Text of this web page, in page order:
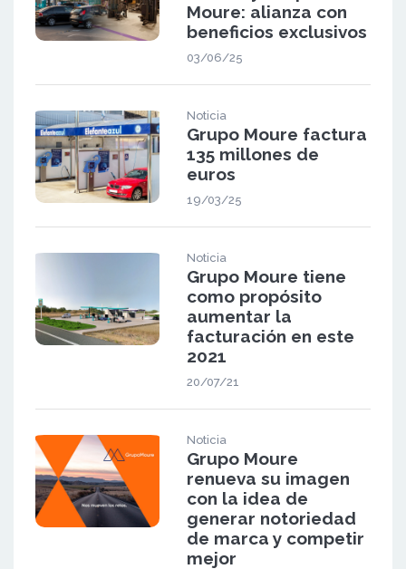
Moure: alianza con
beneficios exclusivos
03/06/25
Noticia
Grupo Moure factura
135 millones de
euros
19/03/25
Noticia
Grupo Moure tiene
como propósito
aumentar la
facturación en este
2021
20/07/21
Noticia
Grupo Moure
renueva su imagen
con la idea de
generar notoriedad
de marca y competir
mejor